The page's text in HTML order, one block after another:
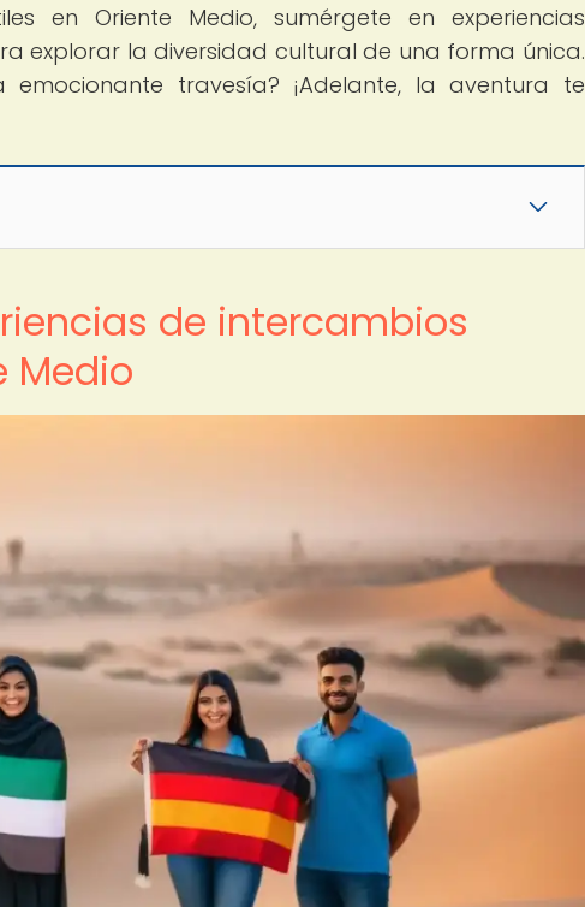
en Oriente Medio, sumérgete en experiencias
explorar la diversidad cultural de una forma única.
travesía? ¡Adelante, la aventura te
de intercambios
Medio